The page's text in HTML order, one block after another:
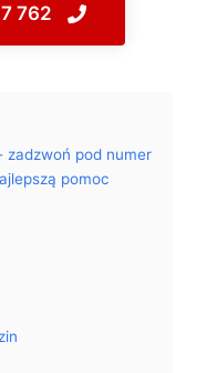
762
zadzwoń pod numer
pomoc